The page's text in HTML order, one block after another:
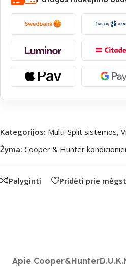
Kategorijos: Multi-Split sistemos,
Žyma: Cooper & Hunter
Palyginti Pridėti prie
Apie Cooper&HunterD.U.K.